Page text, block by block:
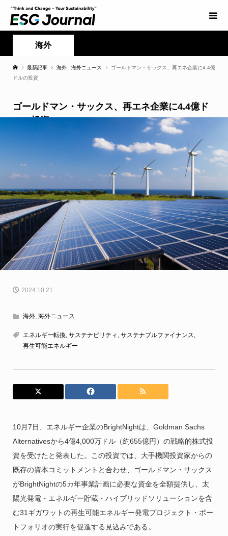
海外
最新記事 海外 海外ニュース
ゴールドマン・サックス、再エネ企業に4.4億
ドルの投資
ゴールドマン・サックス、再エネ企業に4.4億ド
ルの投資
2024.10.21
海外, 海外ニュース
エネルギー転換, サステナビリティ サステナブルファイナンス
再生可能エネルギー
10月7日、エネルギー企業のBrightNightは、Goldman Sachs
Alternativesから4億4,000万ドル（約655億円）の戦略的株式投
資を受けたと発表した。この投資では、大手機関投資家からの
既存の資本コミットメントと合わせ、ゴールドマン・サックス
がBrightNightの5カ年事業計画に必要な資金を全額提供し、太
陽光発電・エネルギー貯蔵・ハイブリッドソリューションを含
む31ギガワットの再生可能エネルギー発電プロジェクト・ポー
トフォリオの実行を促進する見込みである。